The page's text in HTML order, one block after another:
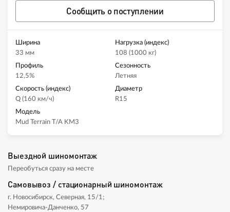
Сообщить о поступлении
Ширина
33 мм
Нагрузка (индекс)
108 (1000 кг)
Профиль
12,5%
Сезонность
Летняя
Скорость (индекс)
Q (160 км/ч)
Диаметр
R15
Модель
Mud Terrain T/A KM3
Выездной шиномонтаж
Переобуться сразу на месте
Самовывоз / стационарный шиномонтаж
г. Новосибирск, Северная, 15/1;
Немировича-Данченко, 57